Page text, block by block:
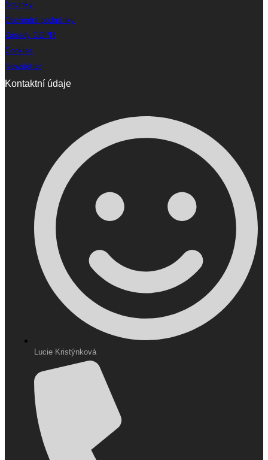
Novinky
Obchodní podmínky
Zásady GDPR
Cookies
Newsletter
Kontaktní údaje
Lucie Kristýnková